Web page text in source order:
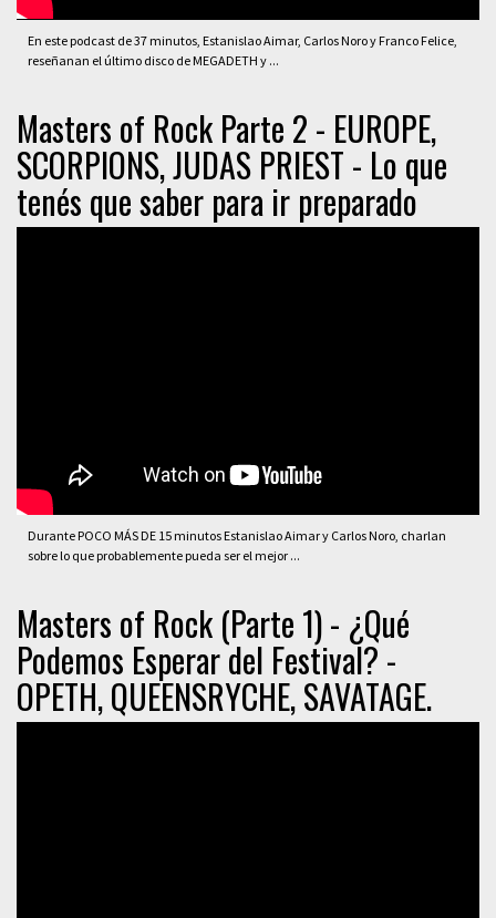
En este podcast de 37 minutos, Estanislao Aimar, Carlos Noro y Franco Felice,
reseñanan el último disco de MEGADETH y ...
Masters of Rock Parte 2 - EUROPE,
SCORPIONS, JUDAS PRIEST - Lo que
tenés que saber para ir preparado
Durante POCO MÁS DE 15 minutos Estanislao Aimar y Carlos Noro, charlan
sobre lo que probablemente pueda ser el mejor ...
Masters of Rock (Parte 1) - ¿Qué
Podemos Esperar del Festival? -
OPETH, QUEENSRYCHE, SAVATAGE.